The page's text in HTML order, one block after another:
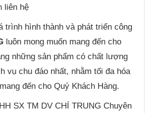
liên hệ
trình hình thành và phát triển công
luôn mong muốn mang đến cho
những sản phẩm có chất lượng
vụ chu đáo nhất, nhằm tối đa hóa
đến cho Quý Khách Hàng.
SX TM DV CHÍ TRUNG Chuyên